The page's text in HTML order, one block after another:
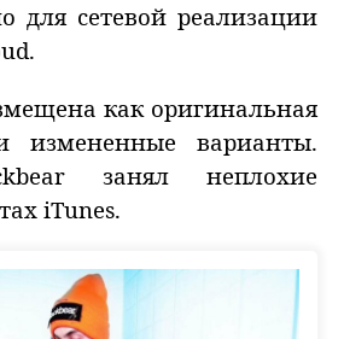
для сетевой реализации
как оригинальная
измененные варианты.
занял неплохие
iTunes.